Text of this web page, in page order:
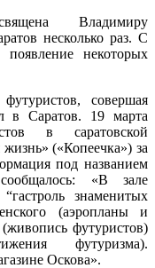
Владимиру
несколько раз. С
некоторых
совершая
в Саратов. 19 марта
в саратовской
жизнь» («Копеечка») за
под названием
«В зале
знаменитых
(аэропланы и
футуристов)
футуризма).
Оскова».